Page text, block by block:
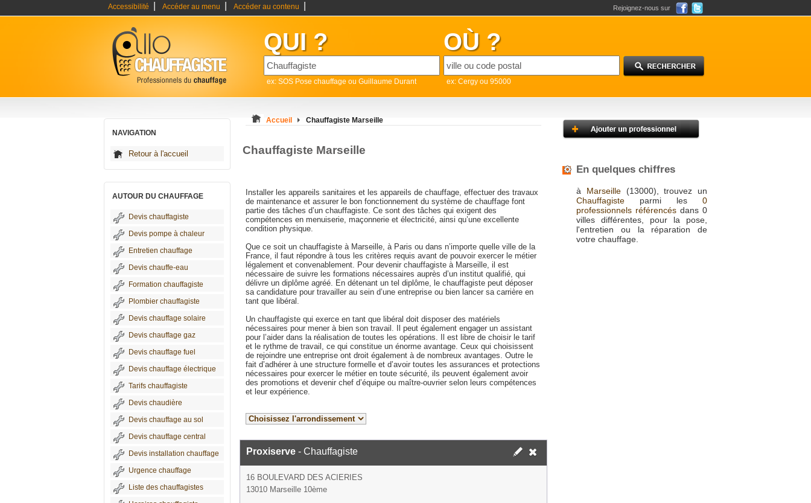
Accessibilité Accéder au menu Accéder au contenu Rejoignez-nous sur
QUI ?
ex: SOS Pose chauffage ou Guillaume Durant
OÙ ?
ex: Cergy ou 95000
NAVIGATION
Retour à l'accueil
AUTOUR DU CHAUFFAGE
Devis chauffagiste
Devis pompe à chaleur
Entretien chauffage
Devis chauffe-eau
Formation chauffagiste
Plombier chauffagiste
Devis chauffage solaire
Devis chauffage gaz
Devis chauffage fuel
Devis chauffage électrique
Tarifs chauffagiste
Devis chaudière
Devis chauffage au sol
Devis chauffage central
Devis installation chauffage
Urgence chauffage
Liste des chauffagistes
Accueil Chauffagiste Marseille
Chauffagiste Marseille
Installer les appareils sanitaires et les appareils de chauffage, effectuer des travaux
de maintenance et assurer le bon fonctionnement du système de chauffage font
partie des tâches d’un chauffagiste. Ce sont des tâches qui exigent des
compétences en menuiserie, maçonnerie et électricité, ainsi qu’une excellente
condition physique.
Que ce soit un chauffagiste à Marseille, à Paris ou dans n’importe quelle ville de la
France, il faut répondre à tous les critères requis avant de pouvoir exercer le métier
légalement et convenablement. Pour devenir chauffagiste à Marseille, il est
nécessaire de suivre les formations nécessaires auprès d’un institut qualifié, qui
délivre un diplôme agréé. En détenant un tel diplôme, le chauffagiste peut déposer
sa candidature pour travailler au sein d’une entreprise ou bien lancer sa carrière en
tant que libéral.
Un chauffagiste qui exerce en tant que libéral doit disposer des matériels
nécessaires pour mener à bien son travail. Il peut également engager un assistant
pour l’aider dans la réalisation de toutes les opérations. Il est libre de choisir le tarif
et le rythme de travail, ce qui constitue un énorme avantage. Ceux qui choisissent
de rejoindre une entreprise ont droit également à de nombreux avantages. Outre le
fait d’adhérer à une structure formelle et d’avoir toutes les assurances et protections
nécessaires pour exercer le métier en toute sécurité, ils peuvent également avoir
des promotions et devenir chef d’équipe ou maître-ouvrier selon leurs compétences
et leur expérience.
Proxiserve - Chauffagiste
16 BOULEVARD DES ACIERIES
13010 Marseille 10ème
En quelques chiffres
à Marseille(13000), trouvez un
Chauffagiste parmi les 0
professionnels référencés dans 0
villes différentes, pour la pose,
l'entretien ou la réparation de
votre chauffage.